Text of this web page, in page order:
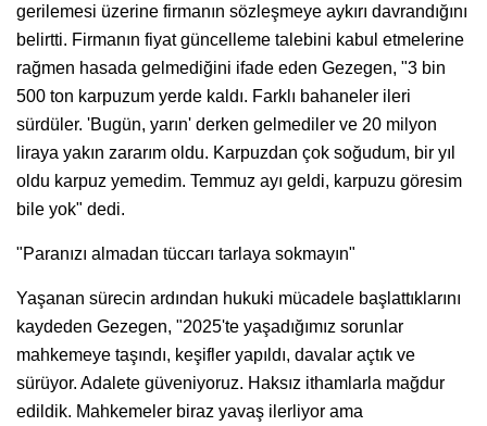
gerilemesi üzerine firmanın sözleşmeye aykırı davrandığını
belirtti. Firmanın fiyat güncelleme talebini kabul etmelerine
rağmen hasada gelmediğini ifade eden Gezegen, "3 bin
500 ton karpuzum yerde kaldı. Farklı bahaneler ileri
sürdüler. 'Bugün, yarın' derken gelmediler ve 20 milyon
liraya yakın zararım oldu. Karpuzdan çok soğudum, bir yıl
oldu karpuz yemedim. Temmuz ayı geldi, karpuzu göresim
bile yok" dedi.
"Paranızı almadan tüccarı tarlaya sokmayın"
Yaşanan sürecin ardından hukuki mücadele başlattıklarını
kaydeden Gezegen, "2025'te yaşadığımız sorunlar
mahkemeye taşındı, keşifler yapıldı, davalar açtık ve
sürüyor. Adalete güveniyoruz. Haksız ithamlarla mağdur
edildik. Mahkemeler biraz yavaş ilerliyor ama